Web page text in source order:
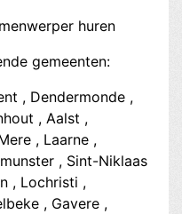
huren
gemeenten:
, Dendermonde ,
, Aalst ,
, Laarne ,
, Sint-Niklaas
, Lochristi ,
, Gavere ,